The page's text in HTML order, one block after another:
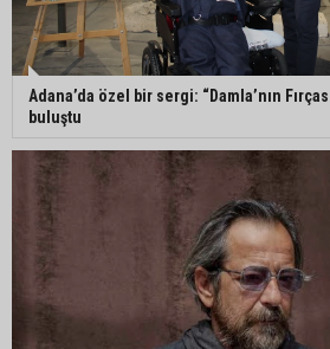
Adana’da Huzur ve
şahıs yakalandı
Adana’da
yaralandı
Çukurova
birliği görüşüldü
Adana’da özel bir sergi: “Damla’nın
buluştu